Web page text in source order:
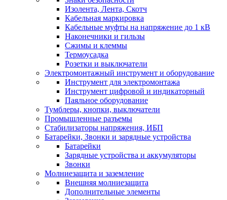
Изолента, Лента, Скотч
Кабельная маркировка
Кабельные муфты на напряжение до 1 кВ
Наконечники и гильзы
Сжимы и клеммы
Термоусадка
Розетки и выключатели
Электромонтажный инструмент и оборудование
Инструмент для электромонтажа
Инструмент цифровой и индикаторный
Паяльное оборудование
Тумблеры, кнопки, выключатели
Промышленные разъемы
Стабилизаторы напряжения, ИБП
Батарейки, Звонки и зарядные устройства
Батарейки
Зарядные устройства и аккумуляторы
Звонки
Молниезащита и заземление
Внешняя молниезащита
Дополнительные элементы